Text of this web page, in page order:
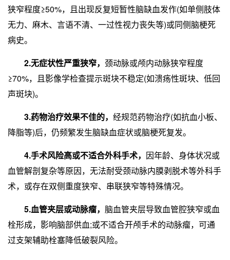
狭窄程度≥50%，且出现反复短暂性脑缺血发作(如单侧肢体
无力、麻木、言语不清、一过性视力丧失等)或同侧脑梗死
病史。
2.无症状性严重狭窄， 颈动脉或颅内动脉狭窄程度
≥70%，且影像学检查提示斑块不稳定(如溃疡性斑块、低回
声斑块)。
3.药物治疗效果不佳的， 经规范药物治疗(如抗血小板、
降脂等)后，仍频繁发生脑缺血症状或脑梗死复发。
4.手术风险高或不适合外科手术， 因年龄、身体状况或
血管解剖复杂等原因，无法耐受颈动脉内膜剥脱术等外科手
术，或存在双侧重度狭窄、串联狭窄等特殊情况。
5.血管夹层或动脉瘤， 脑血管夹层导致血管腔狭窄或血
栓形成，影响脑部供血;或不适合开颅手术的动脉瘤，可通
过支架辅助栓塞降低破裂风险。